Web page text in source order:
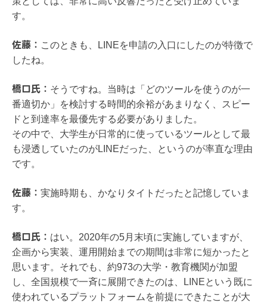
す。
佐藤： このときも、LINEを申請の入口にしたのが特徴で
したね。
橋口氏： そうですね。当時は「どのツールを使うのが一
番適切か」を検討する時間的余裕があまりなく、スピー
ドと到達率を最優先する必要がありました。
その中で、大学生が日常的に使っているツールとして最
も浸透していたのがLINEだった、というのが率直な理由
です。
佐藤： 実施時期も、かなりタイトだったと記憶していま
す。
橋口氏： はい。2020年の5月末頃に実施していますが、
企画から実装、運用開始までの期間は非常に短かったと
思います。それでも、約973の大学・教育機関が加盟
し、全国規模で一斉に展開できたのは、LINEという既に
使われているプラットフォームを前提にできたことが大